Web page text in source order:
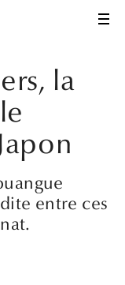
la
entre ces